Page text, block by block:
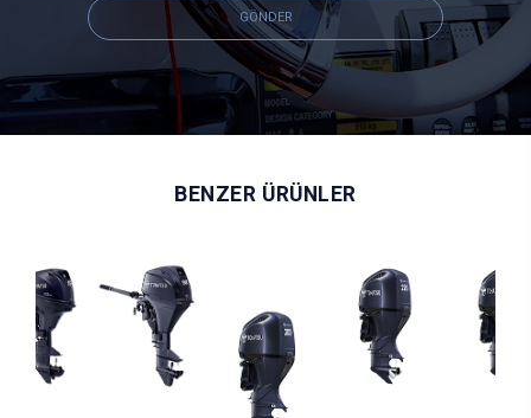
GÖNDER
BENZER ÜRÜNLER